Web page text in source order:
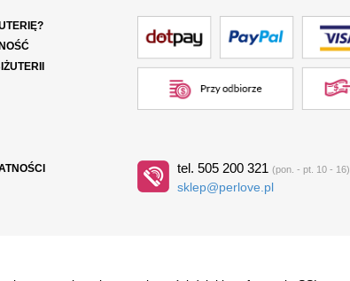
tel. 505 200 321 (pon. - pt. 10 - 16)
sklep@perlove.pl